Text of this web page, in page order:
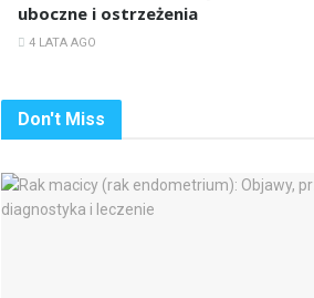
uboczne i ostrzeżenia
4 LATA AGO
Don't Miss